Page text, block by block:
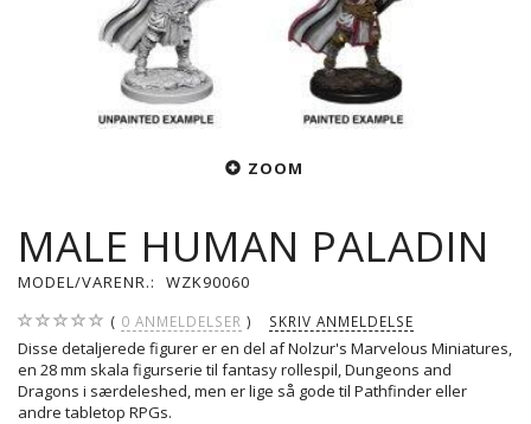
ZOOM
MALE HUMAN PALADIN
MODEL/VARENR.: WZK90060
0 ANMELDELSER SKRIV ANMELDELSE
Disse detaljerede figurer er en del af Nolzur's Marvelous Miniatures,
en 28 mm skala figurserie til fantasy rollespil, Dungeons and
Dragons i særdeleshed, men er lige så gode til Pathfinder eller
andre tabletop RPGs.